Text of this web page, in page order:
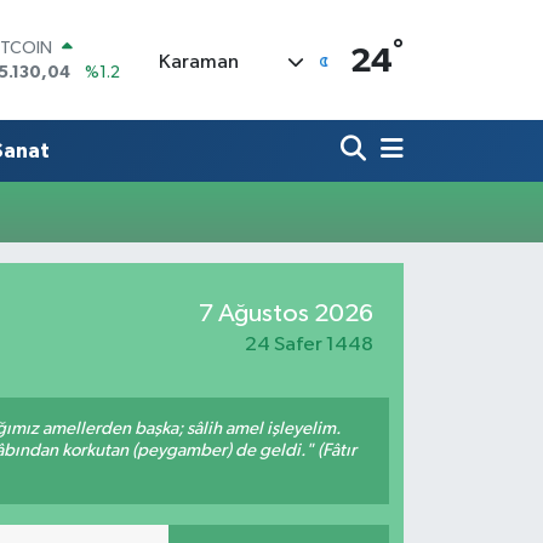
%1.2
%0.17
ALTIN
%2.59
Karaman 24°
7 Ağustos 2026
24 Safer 1448
amellerden başka; sâlih amel işleyelim.
korkutan (peygamber) de geldi." (Fâtır